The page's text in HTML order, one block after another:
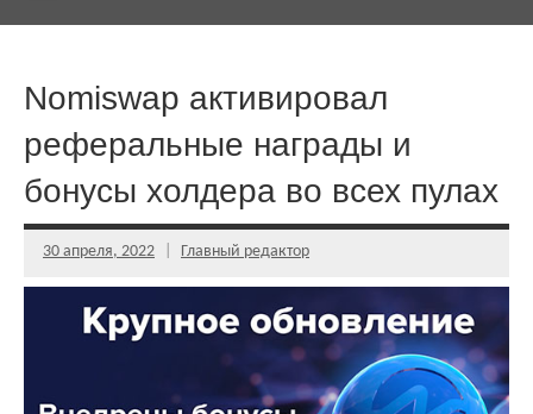
Nomiswap активировал
реферальные награды и
бонусы холдера во всех пулах
30 апреля, 2022 Главный редактор